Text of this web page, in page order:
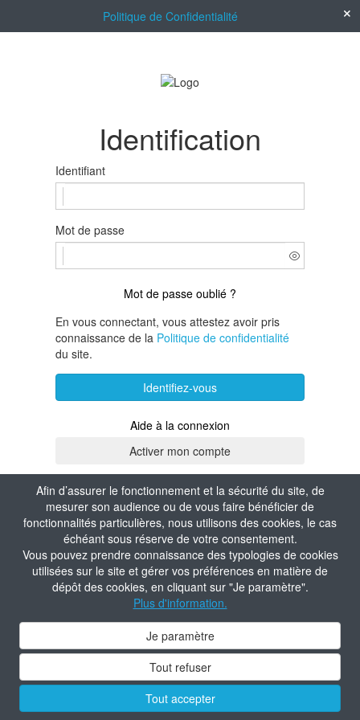
Afin d’assurer le fonctionnement et la sécurité du site, de
mesurer son audience ou de vous faire bénéficier de
fonctionnalités particulières, nous utilisons des cookies, le cas
échéant sous réserve de votre consentement.
Vous pouvez prendre connaissance des typologies de cookies
utilisées sur le site et gérer vos préférences en matière de
dépôt des cookies, en cliquant sur "Je paramètre".
Plus d'information.
Je paramètre
Tout refuser
Tout accepter
Politique de Confidentialité
Identification
Identifiant
Mot de passe
Mot de passe oublié ?
En vous connectant, vous attestez avoir pris
connaissance de la Politique de confidentialité
du site.
Identifiez-vous
Aide à la connexion